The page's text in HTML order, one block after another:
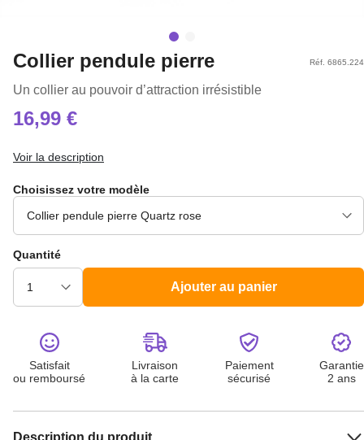
Collier pendule pierre
Un collier au pouvoir d’attraction irrésistible
Réf. 6865.224
16,99 €
Voir la description
Choisissez votre modèle
Quantité
Ajouter au panier
Satisfait
ou remboursé
Livraison
à la carte
Paiement
sécurisé
Garantie
2 ans
Description du produit